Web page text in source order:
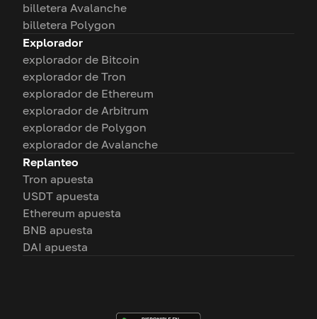
billetera Avalanche
billetera Polygon
Explorador
explorador de Bitcoin
explorador de Tron
explorador de Ethereum
explorador de Arbitrum
explorador de Polygon
explorador de Avalanche
Replanteo
Tron apuesta
USDT apuesta
Ethereum apuesta
BNB apuesta
DAI apuesta